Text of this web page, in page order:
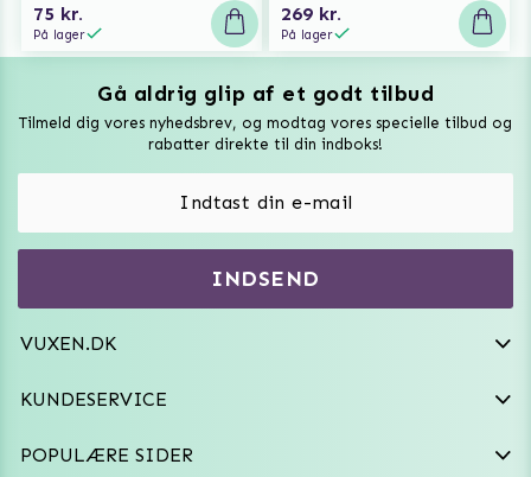
75 kr.
På lager
269 kr.
På lager
Gå aldrig glip af et godt tilbud
Tilmeld dig vores nyhedsbrev, og modtag vores specielle tilbud og
rabatter direkte til din indboks!
INDSEND
VUXEN.DK
VAT: SE556744520901
kundeservice@vuxen.dk
KUNDESERVICE
Fortryd aftale
POPULÆRE SIDER
Vuxen Magazine
Vibratorer
Frækt undertøj